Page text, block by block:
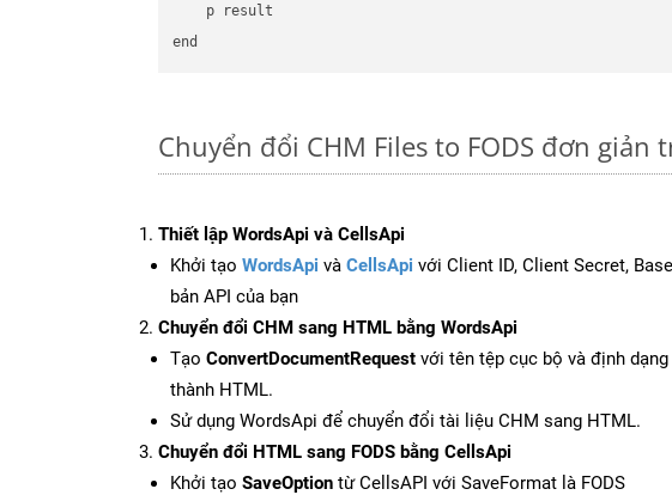
    p result
Chuyển đổi CHM Files to FODS đơn giản
Thiết lập WordsApi và CellsApi
Khởi tạo WordsApi và CellsApi với Client ID, Client Secret,
bản API của bạn
Chuyển đổi CHM sang HTML bằng WordsApi
Tạo ConvertDocumentRequest với tên tệp cục bộ và định
thành HTML.
Sử dụng WordsApi để chuyển đổi tài liệu CHM sang HTML.
Chuyển đổi HTML sang FODS bằng CellsApi
Khởi tạo SaveOption từ CellsAPI với SaveFormat là FODS